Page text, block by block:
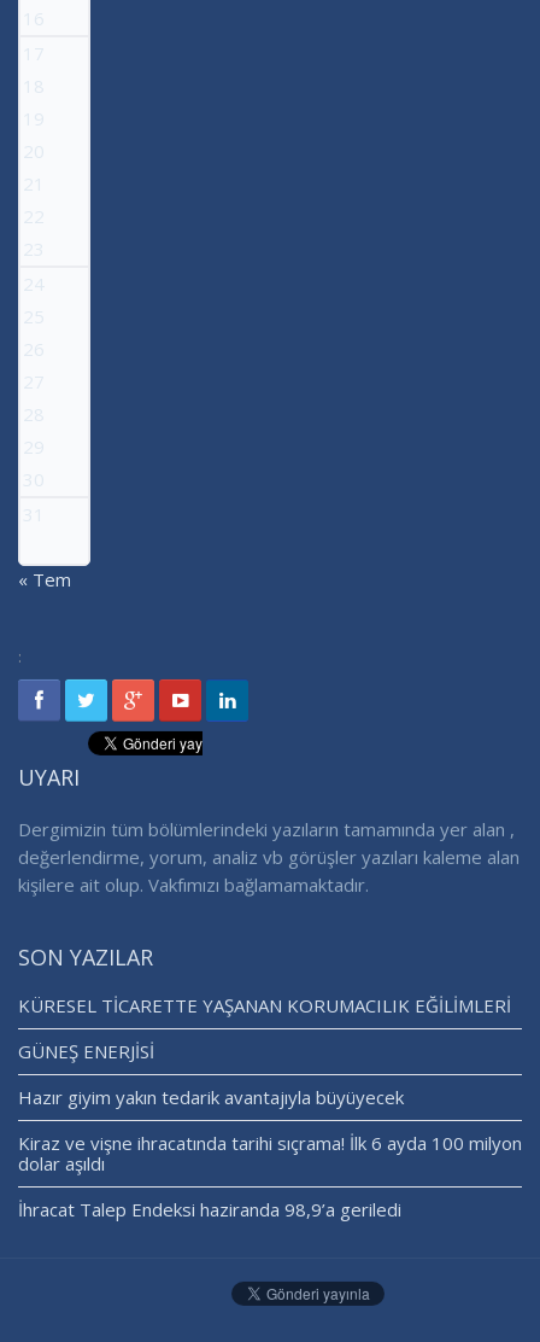
16
17
18
19
20
21
22
23
24
25
26
27
28
29
30
31
« Tem
:
UYARI
Dergimizin tüm bölümlerindeki yazıların tamamında yer alan ,
değerlendirme, yorum, analiz vb görüşler yazıları kaleme alan
kişilere ait olup. Vakfımızı bağlamamaktadır.
SON YAZILAR
KÜRESEL TİCARETTE YAŞANAN KORUMACILIK EĞİLİMLERİ
GÜNEŞ ENERJİSİ
Hazır giyim yakın tedarik avantajıyla büyüyecek
Kiraz ve vişne ihracatında tarihi sıçrama! İlk 6 ayda 100 milyon
dolar aşıldı
İhracat Talep Endeksi haziranda 98,9’a geriledi